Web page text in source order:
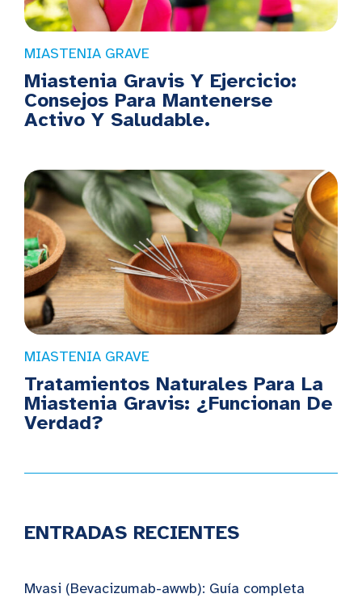
MIASTENIA GRAVE
Miastenia Gravis Y Ejercicio:
Consejos Para Mantenerse
Activo Y Saludable.
MIASTENIA GRAVE
Tratamientos Naturales Para La
Miastenia Gravis: ¿Funcionan De
Verdad?
ENTRADAS RECIENTES
Mvasi (Bevacizumab-awwb): Guía completa